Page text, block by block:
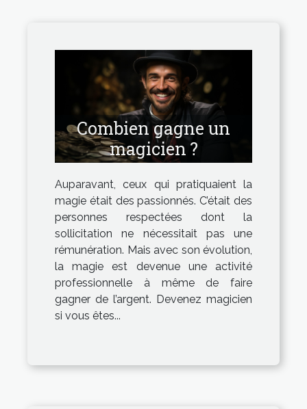
Combien gagne un
magicien ?
Auparavant, ceux qui pratiquaient la
magie était des passionnés. C’était des
personnes respectées dont la
sollicitation ne nécessitait pas une
rémunération. Mais avec son évolution,
la magie est devenue une activité
professionnelle à même de faire
gagner de l’argent. Devenez magicien
si vous êtes...